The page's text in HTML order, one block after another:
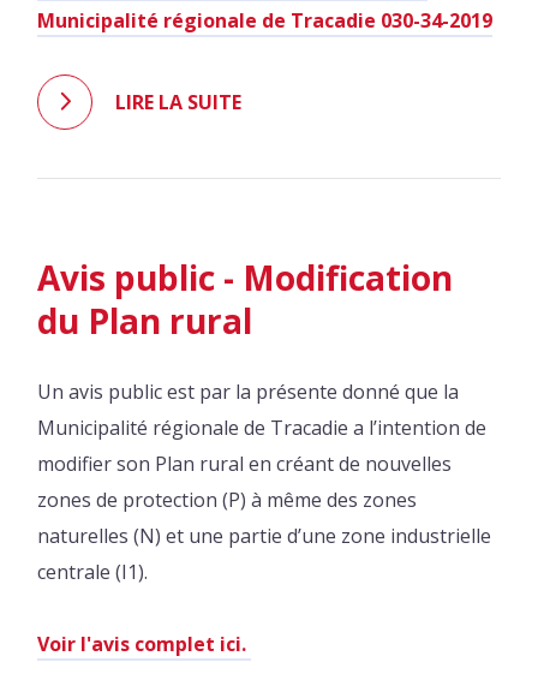
Municipalité régionale de Tracadie 030-34-2019
LIRE LA SUITE
Avis public - Modification
du Plan rural
Un avis public est par la présente donné que la
Municipalité régionale de Tracadie a l’intention de
modifier son Plan rural en créant de nouvelles
zones de protection (P) à même des zones
naturelles (N) et une partie d’une zone industrielle
centrale (I1).
Voir l'avis complet ici.